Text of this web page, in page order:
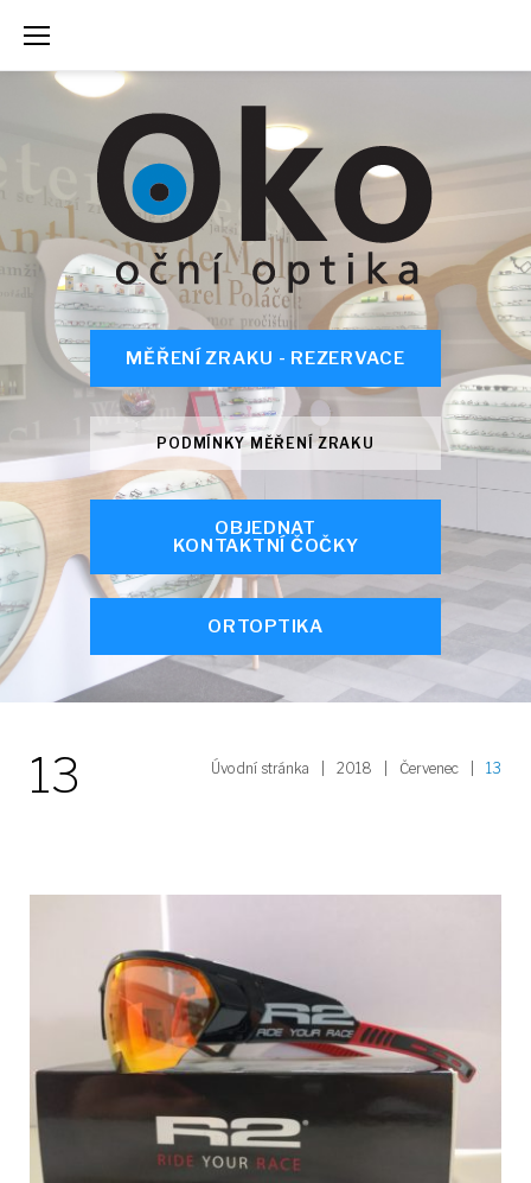
content
MĚŘENÍ ZRAKU - REZERVACE
PODMÍNKY MĚŘENÍ ZRAKU
OBJEDNAT
KONTAKTNÍ ČOČKY
ORTOPTIKA
13 Úvodní stránka 2018 Červenec 13
2018